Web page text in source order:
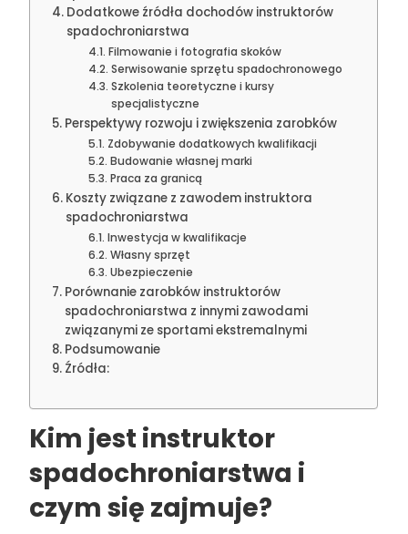
Dodatkowe źródła dochodów instruktorów
spadochroniarstwa
Filmowanie i fotografia skoków
Serwisowanie sprzętu spadochronowego
Szkolenia teoretyczne i kursy
specjalistyczne
Perspektywy rozwoju i zwiększenia zarobków
Zdobywanie dodatkowych kwalifikacji
Budowanie własnej marki
Praca za granicą
Koszty związane z zawodem instruktora
spadochroniarstwa
Inwestycja w kwalifikacje
Własny sprzęt
Ubezpieczenie
Porównanie zarobków instruktorów
spadochroniarstwa z innymi zawodami
związanymi ze sportami ekstremalnymi
Podsumowanie
Źródła:
Kim jest instruktor
spadochroniarstwa i
czym się zajmuje?